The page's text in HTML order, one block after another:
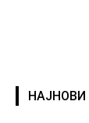
НАЈНОВИ